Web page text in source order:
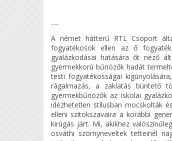
---
A német hátterű RTL Csoport
fogyatékosok ellen az ő
gyalázkodásai hatására őt néző
gyermekkorú bűnözők hadát
testi fogyatékosságai
rágalmazás, a zaklatás büntető
gyermekbűnözők az iskolai
idézhetetlen stílusban mocskolták
elleni szitokszavaira a korábbi
kirúgás járt. Mi, akikhez
osváthi szörnyneveltek tetteinél